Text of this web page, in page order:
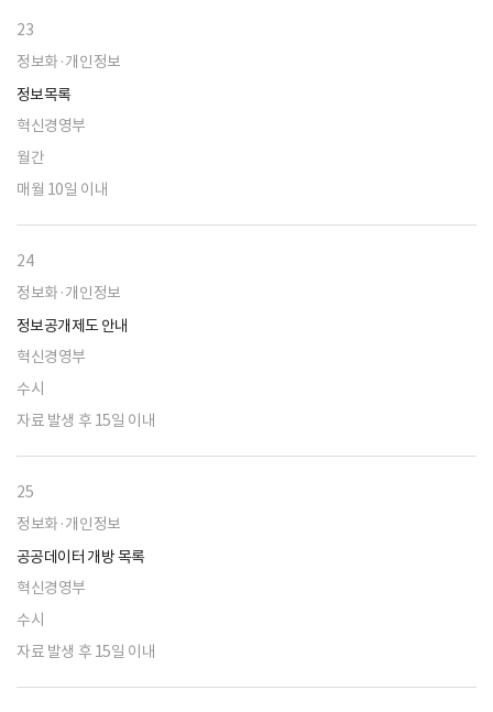
23
정보화·개인정보
정보목록
혁신경영부
월간
매월 10일 이내
24
정보화·개인정보
정보공개제도 안내
혁신경영부
수시
자료 발생 후 15일 이내
25
정보화·개인정보
공공데이터 개방 목록
혁신경영부
수시
자료 발생 후 15일 이내